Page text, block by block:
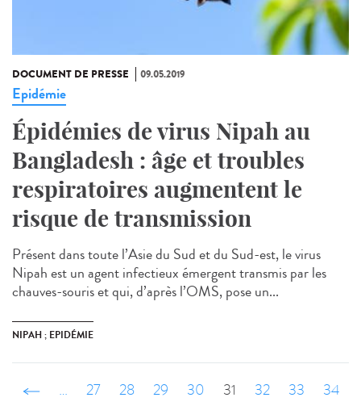
DOCUMENT DE PRESSE 09.05.2019
Epidémie
Épidémies de virus Nipah au
Bangladesh : âge et troubles
respiratoires augmentent le
risque de transmission
Présent dans toute l’Asie du Sud et du Sud-est, le virus
Nipah est un agent infectieux émergent transmis par les
chauves-souris et qui, d’après l’OMS, pose un...
NIPAH ; EPIDÉMIE
‹ précédent
… 27 28 29 30 31 32 33
34